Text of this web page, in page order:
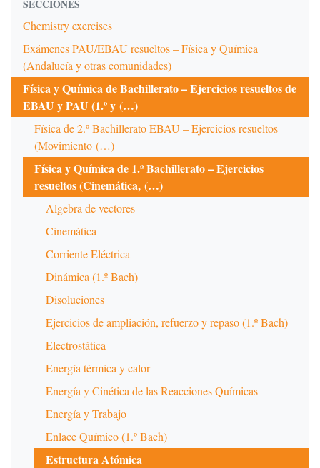
SECCIONES
Chemistry exercises
Exámenes PAU/EBAU resueltos – Física y Química
(Andalucía y otras comunidades)
Física y Química de Bachillerato – Ejercicios resueltos de
EBAU y PAU (1.º y (…)
Física de 2.º Bachillerato EBAU – Ejercicios resueltos
(Movimiento (…)
Física y Química de 1.º Bachillerato – Ejercicios
resueltos (Cinemática, (…)
Algebra de vectores
Cinemática
Corriente Eléctrica
Dinámica (1.º Bach)
Disoluciones
Ejercicios de ampliación, refuerzo y repaso (1.º Bach)
Electrostática
Energía térmica y calor
Energía y Cinética de las Reacciones Químicas
Energía y Trabajo
Enlace Químico (1.º Bach)
Estructura Atómica